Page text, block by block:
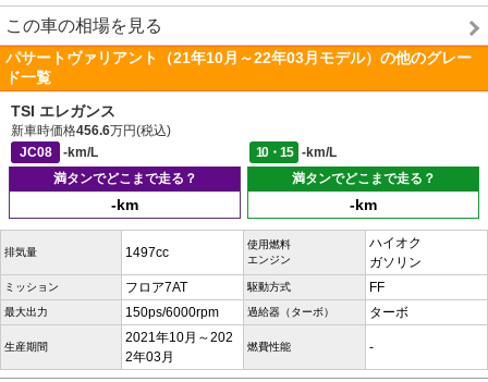
この車の相場を見る
パサートヴァリアント（21年10月～22年03月モデル）の他のグレー
ド一覧
TSI エレガンス
新車時価格456.6万円(税込)
JC08
-km/L 10・15
-km/L
満タンでどこまで走る？
-km
満タンでどこまで走る？
-km
排気量 1497cc
使用燃料
エンジン
ハイオク
ガソリン
ミッション フロア7AT 駆動方式 FF
最大出力 150ps/6000rpm 過給器（ターボ） ターボ
生産期間
2021年10月～202
2年03月
燃費性能 -